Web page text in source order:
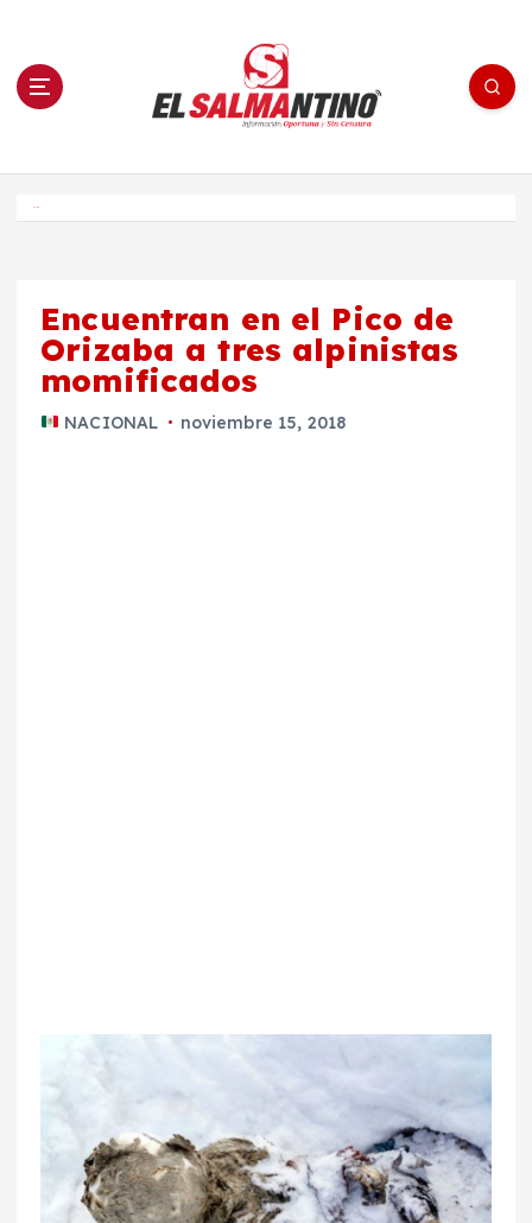
n El Salmantino - medios/noticias/editorial
Encuentran en el Pico de
Orizaba a tres alpinistas
momificados
NACIONAL noviembre 15, 2018